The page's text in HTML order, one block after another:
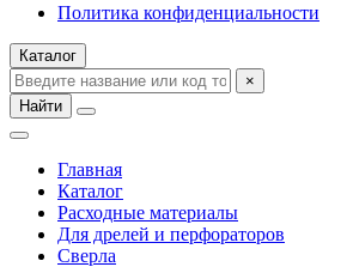
Политика конфиденциальности
Каталог
×
Найти
Главная
Каталог
Расходные материалы
Для дрелей и перфораторов
Сверла